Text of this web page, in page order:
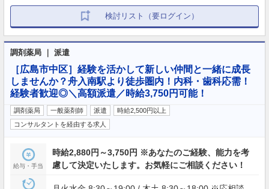
検討リスト（要ログイン）
調剤薬局 ｜ 派遣
［広島市中区］経験を活かして新しい仲間と一緒に成長
しませんか？舟入南駅より徒歩圏内！内科・歯科応需！
経験者歓迎◎＼高額派遣／時給3,750円可能！
調剤薬局 一般薬剤師 派遣
時給2,500円以上
コンサルタントを経由する求人
給与・手当
時給2,880円～3,750円 ※あなたのご経験、能力を考
慮して決定いたします。お気軽にご相談ください！